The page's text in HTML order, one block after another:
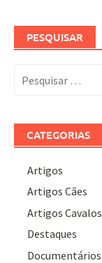
PESQUISAR
por:
CATEGORIAS
Artigos
Artigos Cães
Artigos Cavalos
Destaques
Documentários